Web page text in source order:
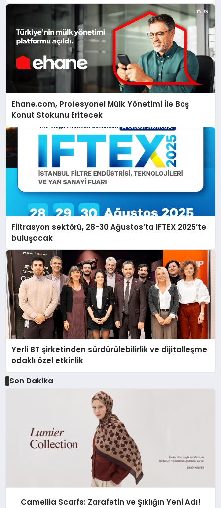
Ehane.com, Profesyonel Mülk Yönetimi İle Boş
Konut Stokunu Eritecek
Filtrasyon sektörü, 28-30 Ağustos’ta IFTEX 2025’te
buluşacak
Yerli BT şirketinden sürdürülebilirlik ve dijitalleşme
odaklı özel etkinlik
Son Dakika
Camellia Scarfs: Zarafetin ve Şıklığın Yeni Adı!